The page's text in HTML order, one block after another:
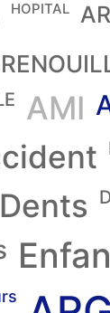
HOPITAL
AMI
Dents